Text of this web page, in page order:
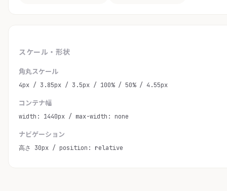
スケール・形状
角丸スケール
4px / 3.85px / 3.5px / 100% / 50% / 4.55px
コンテナ幅
width: 1440px / max-width: none
ナビゲーション
高さ 30px / position: relative